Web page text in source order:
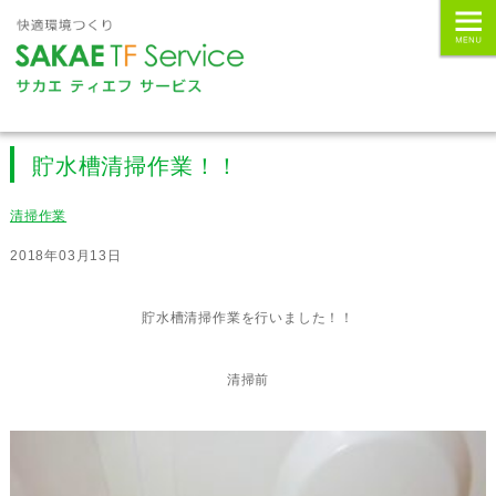
貯水槽清掃作業！！
清掃作業
2018年03月13日
貯水槽清掃作業を行いました！！
清掃前